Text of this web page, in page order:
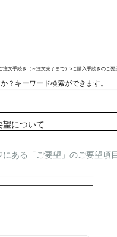
注文手続き（～注文完了まで） >ご購入手続きのご要
？キーワード検索ができます。
望について
ある「ご要望」のご要望項